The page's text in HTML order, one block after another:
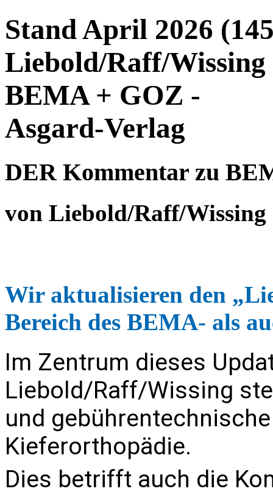
Stand April 2026
Liebold/Raff/
BEMA + GOZ -
Asgard-Verlag
DER Kommentar zu
von Liebold/Raff/Wissing
Wir aktualisieren den
Bereich des BEMA- als
Im Zentrum dieses
Liebold/Raff/Wissing
und
Kieferorthopädie.
Dies betrifft auch die